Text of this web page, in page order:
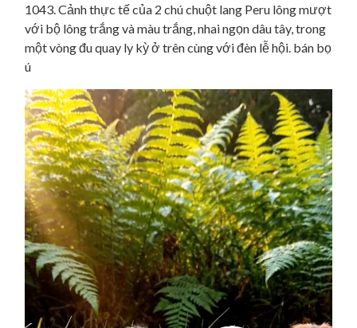
1043. Cảnh thực tế của 2 chú chuột lang Peru lông mượt
với bộ lông trắng và màu trắng, nhai ngọn dâu tây, trong
một vòng đu quay ly kỳ ở trên cùng với đèn lễ hội. bán bọ
ú